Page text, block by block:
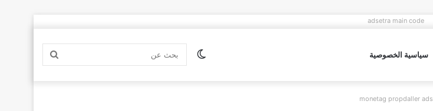
adsetra main code
سياسية الخصوصية بحث الوضع
monetag propdaller ads